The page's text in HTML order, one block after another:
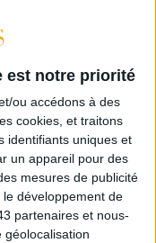
est notre priorité
ou accédons à des
cookies, et traitons
identifiants uniques et
un appareil pour des
mesures de publicité
développement de
partenaires et nous-
géolocalisation